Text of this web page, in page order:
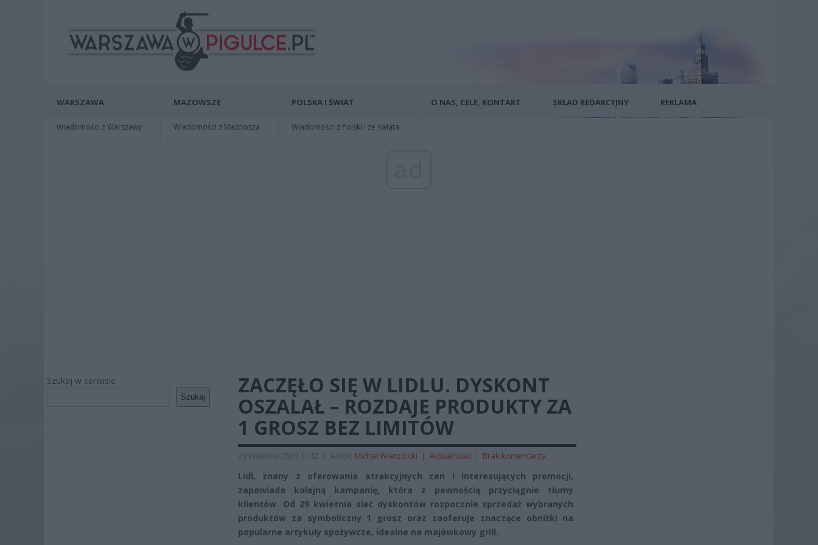
WARSZAWA
Wiadomości z Warszawy
MAZOWSZE
Wiadomości z Mazowsza
POLSKA I ŚWIAT
Wiadomości z Polski i ze świata
O NAS, CELE, KONTAKT SKŁAD REDAKCYJNY REKLAMA
Szukaj w serwisie
Szukaj
ZACZĘŁO SIĘ W LIDLU. DYSKONT
OSZALAŁ – ROZDAJE PRODUKTY ZA
1 GROSZ BEZ LIMITÓW
29 kwietnia 2024 11:42 | Autor: Michał Wierzbicki | Aktualności | Brak komentarzy
Lidl, znany z oferowania atrakcyjnych cen i interesujących promocji,
zapowiada kolejną kampanię, która z pewnością przyciągnie tłumy
klientów. Od 29 kwietnia sieć dyskontów rozpocznie sprzedaż wybranych
produktów za symboliczny 1 grosz oraz zaoferuje znaczące obniżki na
popularne artykuły spożywcze, idealne na majówkowy grill.